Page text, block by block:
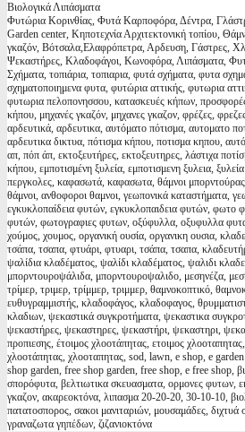
Βιολογικά Λιπάσματα
Φυτώρια Κορινθίας, Φυτά Καρποφόρα, Δέντρα,
Garden center, Κηποτεχνία Αρχιτεκτονική τοπίου,
γκαζόν, Βότσαλα,Ελαφρόπετρα, Αρδευση, Γάστρες,
Ψεκαστήρες, Κλαδοφάγοι, Κωνοφόρα, Λιπάσματα,
Σχήματα, τοπιάρια, τοπιαρια, φυτά σχήματα, φυτα
σχηματοποιημενα φυτα, φυτώρια αττικής, φυτωρια
φυτωρια πελοπονησσου, κατασκευές κήπων,
κήπου, μηχανές γκαζόν, μηχανες γκαζον, φρέζες,
αρδευτικά, αρδευτικα, αυτόματο πότισμα, αυτοματο
αρδευτικα δικτυα, πότισμα κήπου, ποτισμα κηπου,
απ, πόπ άπ, εκτοξευτήρες, εκτοξευτηρες, λάστιχα
κήπου, εμποτισμένη ξυλεία, εμποτισμενη ξυλεια,
περγκολες, καφασωτά, καφασωτα, θάμνοι
θάμνοι, ανθοφοροι θαμνοι, γεωπονικά καταστήματα,
εγκυκλοπαίδεια φυτών, εγκυκλοπαιδεια φυτών,
φυτών, φωτογραφιες φυτων, οξύφυλλα, οξυφυλλα
χούμος, χουμος, οργανική ουσία, οργανικη ουσια,
τσάπα, τσαπα, φτυάρι, φτυαρι, τσάπα, τσαπα,
ψαλίδια κλαδέματος, ψαλίδι κλαδέματος, ψαλιδι
μπορντουροψάλιδα, μπορντουροψαλιδο, μεσηνέζα,
τρίμερ, τριμερ, τρίμμερ, τριμμερ, θαμνοκοπτικό,
ευθυγραμμιστής, κλαδοφάγος, κλαδοφαγος,
κλαδιων, ψεκαστικά συγκροτήματα, ψεκαστικα
ψεκαστήρες, ψεκαστηρες, ψεκαστήρι, ψεκαστηρι,
προπιεσης, έτοιμος χλοοτάπητας, ετοιμος
χλοοτάπητας, χλοοταπητας, sod, lawn, e shop, e
shop garden, free shop garden, free shop, e free shop,
σπορόφυτα, βελτιωτικα σκευασματα, ορμονες φυτων,
γκαζον, ακαρεοκτόνα, λιπασμα 20-20-20, 30-10-10,
πατατοσπορος, σακοι μανιταριών, μουσαμάδες, διχτυά
γραναζωτα γηπέδων, ζιζανιοκτόνα